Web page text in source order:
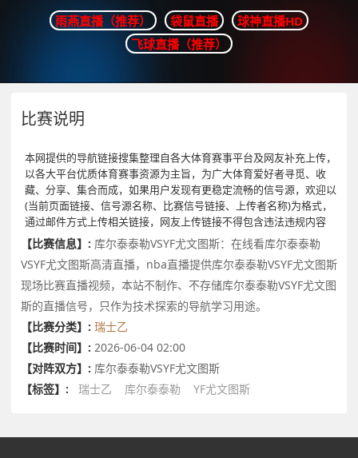
雨燕直播（推荐） 袋鼠直播
球神直播HD
飞球直播（推荐）
比赛说明
本网提供的导航链接搜集整理自各大体育赛事平台及网友补充上传，
以各大平台优质体育赛事资源为主旨，为广大体育爱好者寻觅、收
藏、分享、集合而成，如果用户发现有更稳定流畅的信号源，欢迎以
(当前页面链接、信号源名称、比赛信号链接、上传者名称)为格式，
通过邮件方式上传相关链接，网友上传链接不得包含违法违规内容
【比赛信息】: 库尔泰泰勒VSYF尤文图斯：在线看库尔泰泰勒
VSYF尤文图斯高清直播，nba直播提供库尔泰泰勒VSYF尤文图斯
现场比赛直播视频，本站不制作、不存储库尔泰泰勒VSYF尤文图
斯的直播信号，只作为技术探索的导航学习用途。
【比赛分类】: 瑞士乙
【比赛时间】: 2026-06-04 02:00
【对阵双方】: 库尔泰泰勒VSYF尤文图斯
【标签】:
瑞士乙 库尔泰泰勒 YF尤文图斯